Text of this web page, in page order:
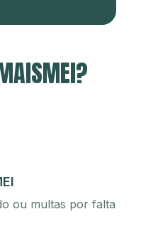
ou multas por falta